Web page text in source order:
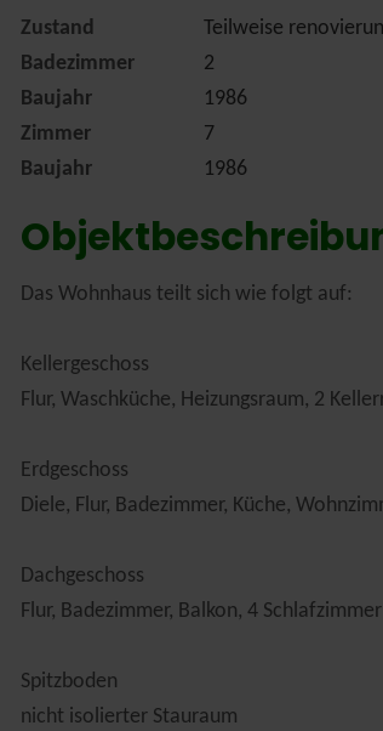
Zustand Teilweise
Badezimmer
2
Baujahr
1986
Zimmer
7
Baujahr
1986
Das Wohnhaus teilt sich wie folgt auf:
Kellergeschoss
Flur, Waschküche, Heizungsraum, 2
Erdgeschoss
Diele, Flur, Badezimmer, Küche,
Dachgeschoss
Flur, Badezimmer, Balkon, 4 Schlafzimmer
Spitzboden
nicht isolierter Stauraum